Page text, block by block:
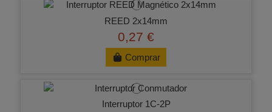
REED 2x14mm
0,27 €
Comprar
Interruptor 1C-2P